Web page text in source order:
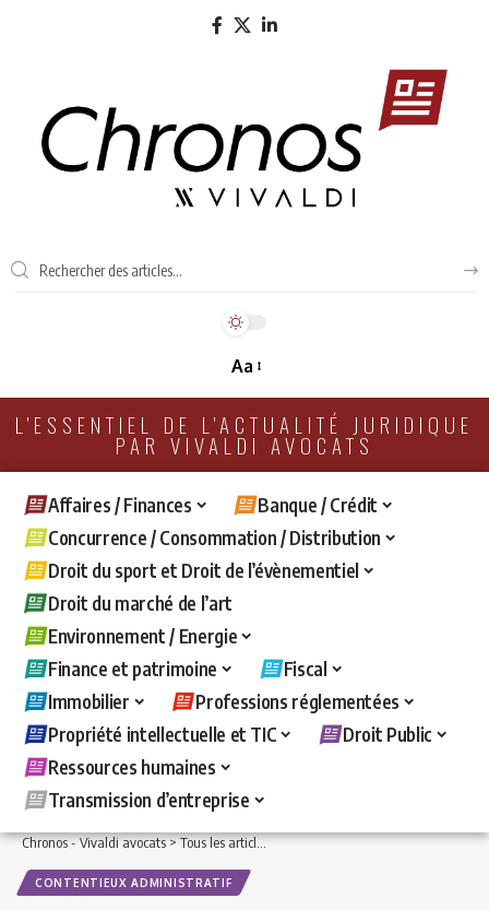
Aa
L'ESSENTIEL DE L'ACTUALITÉ JURIDIQUE
PAR VIVALDI AVOCATS
Affaires / Finances
Banque / Crédit
Concurrence / Consommation / Distribution
Droit du sport et Droit de l’évènementiel
Droit du marché de l’art
Environnement / Energie
Finance et patrimoine
Fiscal
Immobilier
Professions réglementées
Propriété intellectuelle et TIC
Droit Public
Ressources humaines
Transmission d’entreprise
Chronos - Vivaldi avocats>Tous les articles >Droit Public>Contentieux
CONTENTIEUX ADMINISTRATIF